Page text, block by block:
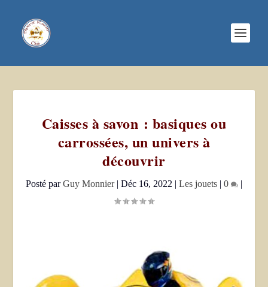
Caisses à savon : basiques ou
carrossées, un univers à
découvrir
Posté parGuy Monnier| Déc 16, 2022 | Les jouets | 0 |